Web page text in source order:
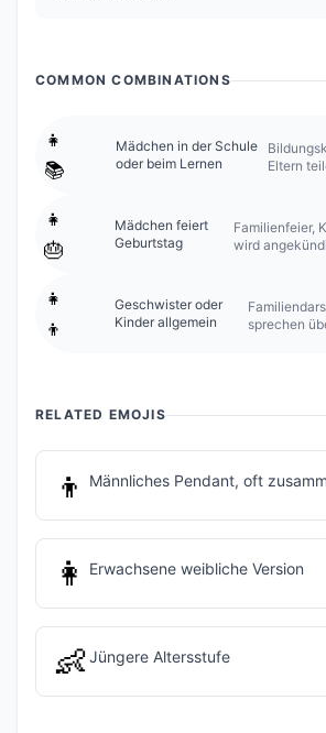
COMMON COMBINATIONS
👧
📚
Mädchen in der Schule
oder beim Lernen
Eltern
👧
🎂
Mädchen feiert
Geburtstag
Familienfeier,
wird
👧
👦
Geschwister oder
Kinder allgemein
sprechen
RELATED EMOJIS
👦 Männliches Pendant, oft
👩 Erwachsene weibliche Version
👶Jüngere Altersstufe